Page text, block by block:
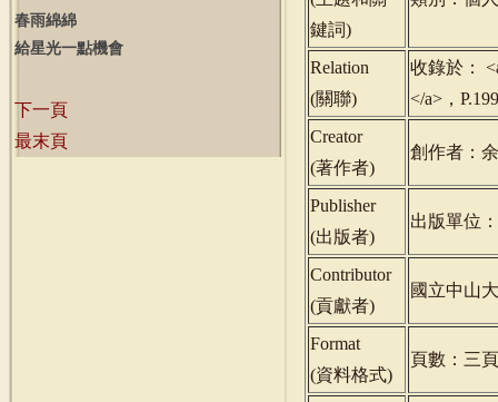
春雨綿綿
給星光一點機會
下一頁
最末頁
鍵詞)
Relation
(關聯)
收錄於：
</a>，
Creator
(著作者)
創作者：
Publisher
(出版者)
出版單位
Contributor
(貢獻者)
國立中山
Format
(資料格式)
頁數：三頁